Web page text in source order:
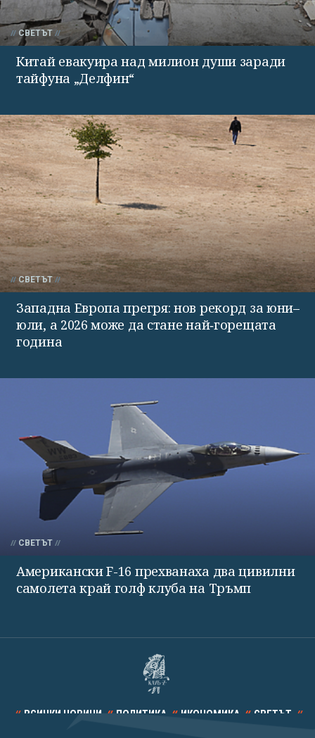
СВЕТЪТ
Китай евакуира над милион души заради
тайфуна „Делфин“
СВЕТЪТ
Западна Европа прегря: нов рекорд за юни–
юли, а 2026 може да стане най‑горещата
година
СВЕТЪТ
Американски F-16 прехванаха два цивилни
самолета край голф клуба на Тръмп
ВСИЧКИ НОВИНИ ПОЛИТИКА ИКОНОМИКА СВЕТЪТ